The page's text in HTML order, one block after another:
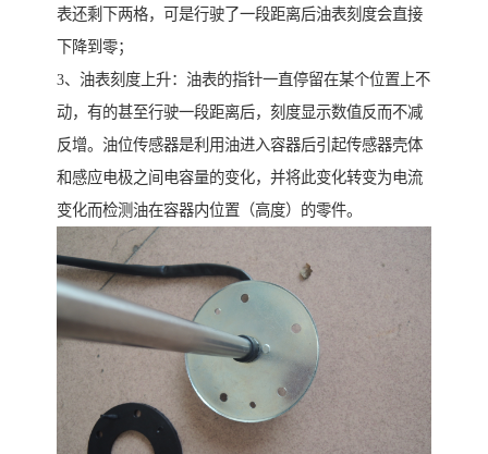
表还剩下两格，可是行驶了一段距离后油表刻度会直接
下降到零；
3、油表刻度上升：油表的指针一直停留在某个位置上不
动，有的甚至行驶一段距离后，刻度显示数值反而不减
反增。油位传感器是利用油进入容器后引起传感器壳体
和感应电极之间电容量的变化，并将此变化转变为电流
变化而检测油在容器内位置（高度）的零件。